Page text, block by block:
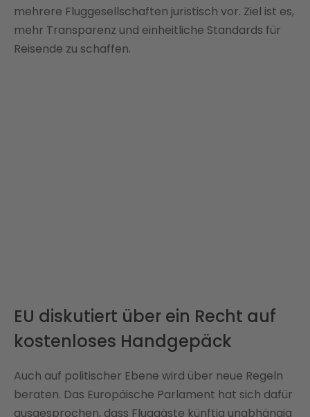
mehrere Fluggesellschaften juristisch vor. Ziel ist es,
mehr Transparenz und einheitliche Standards für
Reisende zu schaffen.
EU diskutiert über ein Recht auf
kostenloses Handgepäck
Auch auf politischer Ebene wird über neue Regeln
beraten. Das Europäische Parlament hat sich dafür
ausgesprochen, dass Fluggäste künftig unabhängig